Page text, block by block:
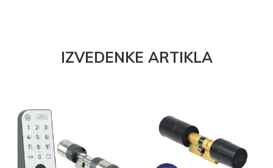
IZVEDENKE ARTIKLA